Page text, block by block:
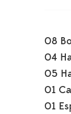
08
04
05
01
01